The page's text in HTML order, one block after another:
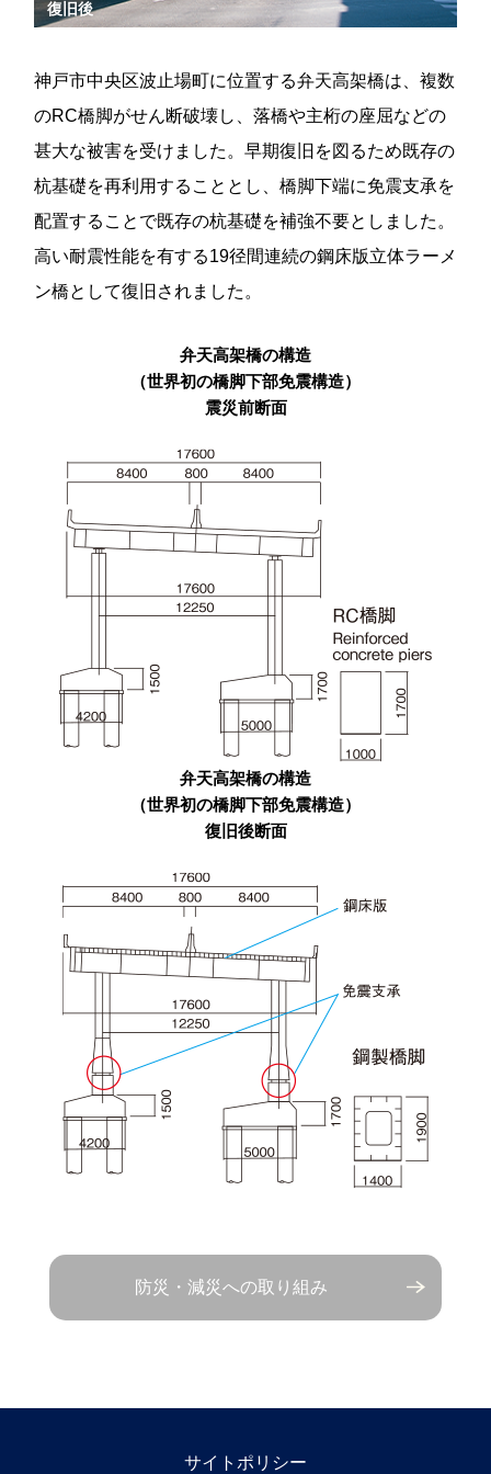
復旧後
神戸市中央区波止場町に位置する弁天高架橋は、複数
のRC橋脚がせん断破壊し、落橋や主桁の座屈などの
甚大な被害を受けました。早期復旧を図るため既存の
杭基礎を再利用することとし、橋脚下端に免震支承を
配置することで既存の杭基礎を補強不要としました。
高い耐震性能を有する19径間連続の鋼床版立体ラーメ
ン橋として復旧されました。
弁天高架橋の構造
（世界初の橋脚下部免震構造）
震災前断面
弁天高架橋の構造
（世界初の橋脚下部免震構造）
復旧後断面
防災・減災への取り組み
サイトポリシー